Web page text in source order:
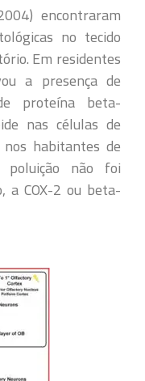
encontraram
no tecido
Em residentes
a presença de
proteína beta-
nas células de
habitantes de
não foi
a COX-2 ou beta-